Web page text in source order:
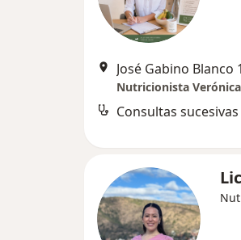
Nutricionista
Consultas